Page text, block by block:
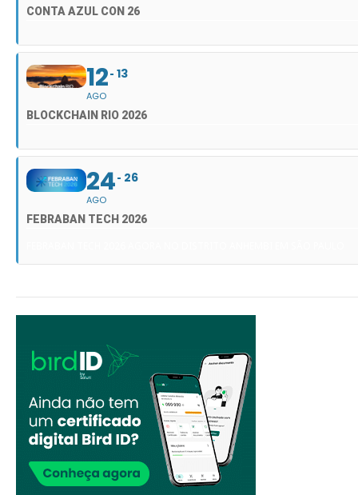
CONTA AZUL CON 26
12
AGO
13
BLOCKCHAIN RIO 2026
24
AGO
26
FEBRABAN TECH 2026